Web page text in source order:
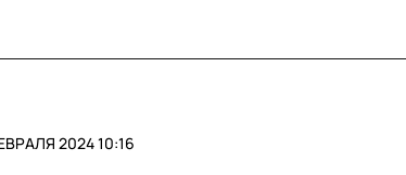
2024 10:16